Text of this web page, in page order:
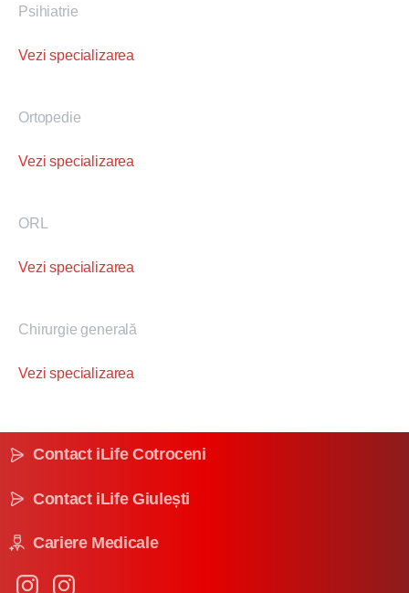
Psihiatrie
Vezi specializarea
Ortopedie
Vezi specializarea
ORL
Vezi specializarea
Chirurgie generală
Vezi specializarea
Contact iLife Cotroceni
Contact iLife Giulești
Cariere Medicale